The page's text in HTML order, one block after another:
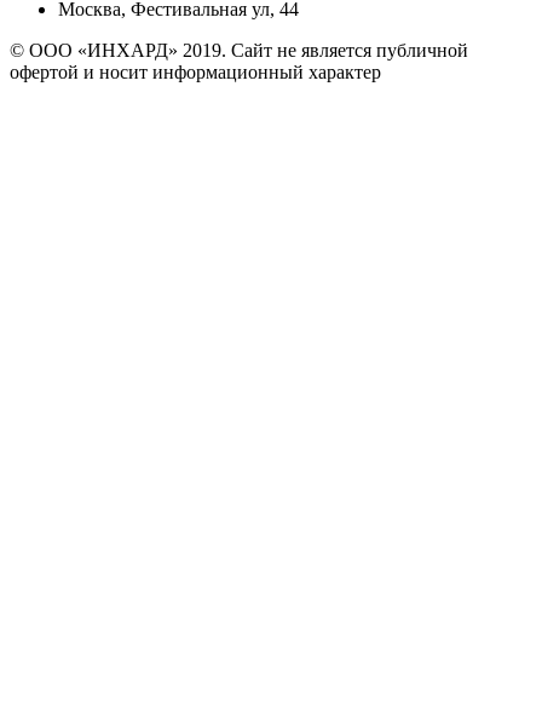
Москва, Фестивальная ул, 44
© ООО «ИНХАРД» 2019. Сайт не является публичной
офертой и носит информационный характер